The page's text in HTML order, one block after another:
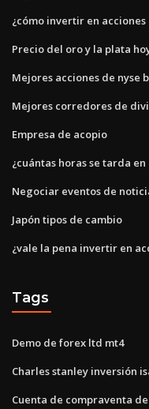
¿cómo invertir en acciones
Precio del oro y la plata
Mejores acciones de nyse
Mejores corredores de
Empresa de acopio
¿cuántas horas se tarda
Negociar eventos de
Japón tipos de cambio
¿vale la pena invertir en
Tags
Demo de forex ltd mt4
Charles stanley inversión
Cuenta de compraventa